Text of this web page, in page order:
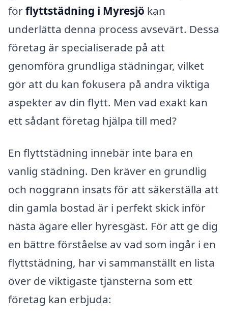
förflyttstädning i Myresjö kan
underlätta denna process avsevärt. Dessa
företag är specialiserade på att
genomföra grundliga städningar, vilket
gör att du kan fokusera på andra viktiga
aspekter av din flytt. Men vad exakt kan
ett sådant företag hjälpa till med?
En flyttstädning innebär inte bara en
vanlig städning. Den kräver en grundlig
och noggrann insats för att säkerställa att
din gamla bostad är i perfekt skick inför
nästa ägare eller hyresgäst. För att ge dig
en bättre förståelse av vad som ingår i en
flyttstädning, har vi sammanställt en lista
över de viktigaste tjänsterna som ett
företag kan erbjuda: